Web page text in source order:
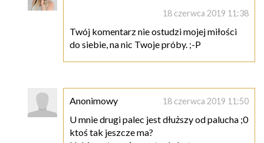
18 czerwca 2019 11:38
Twój komentarz nie ostudzi mojej miłości
do siebie, na nic Twoje próby. ;-P
Anonimowy 18 czerwca 2019 11:50
U mnie drugi palec jest dłuższy od palucha ;0
ktoś tak jeszcze ma?